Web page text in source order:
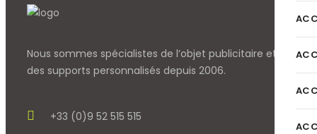
Nous sommes spécialistes de l’objet publicitaire et
des supports personnalisés depuis 2006.
+33 (0)9 52 515 515